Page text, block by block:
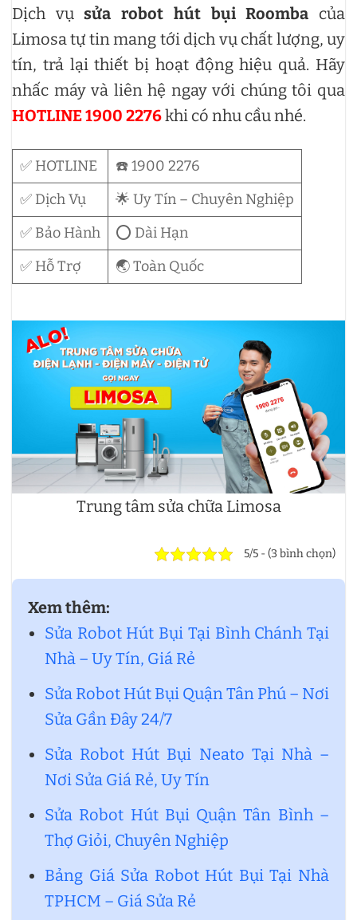
Dịch vụsửa robot hút bụi Roomba của
Limosa tự tin mang tới dịch vụ chất lượng, uy
tín, trả lại thiết bị hoạt động hiệu quả. Hãy
nhấc máy và liên hệ ngay với chúng tôi qua
HOTLINE 1900 2276khi có nhu cầu nhé.
✅ HOTLINE
☎️ 1900 2276
✅ Dịch Vụ
🌟 Uy Tín – Chuyên Nghiệp
✅ Bảo Hành
⭕ Dài Hạn
✅ Hỗ Trợ
🌏 Toàn Quốc
Trung tâm sửa chữa Limosa
5/5 - (3 bình chọn)
Xem thêm:
Sửa Robot Hút Bụi Tại Bình Chánh Tại
Nhà – Uy Tín, Giá Rẻ
Sửa Robot Hút Bụi Quận Tân Phú – Nơi
Sửa Gần Đây 24/7
Sửa Robot Hút Bụi Neato Tại Nhà –
Nơi Sửa Giá Rẻ, Uy Tín
Sửa Robot Hút Bụi Quận Tân Bình –
Thợ Giỏi, Chuyên Nghiệp
Bảng Giá Sửa Robot Hút Bụi Tại Nhà
TPHCM – Giá Sửa Rẻ